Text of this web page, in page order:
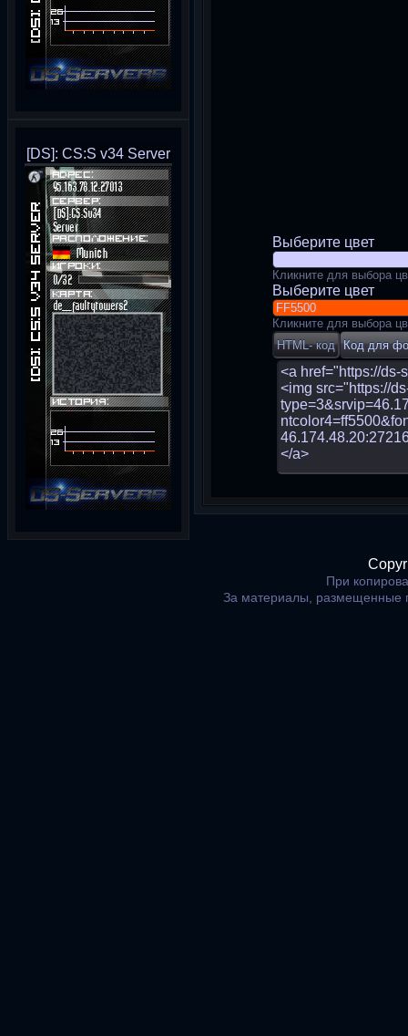
[DS]: CS:S v34 Server
Выберите цвет
Кликните для выбора
Выберите цвет
Кликните для выбора
При
За материалы, размещенные